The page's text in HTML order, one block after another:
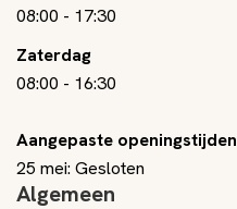
08:00 - 17:30
Zaterdag
08:00 - 16:30
Aangepaste openingstijden
25 mei: Gesloten
Algemeen